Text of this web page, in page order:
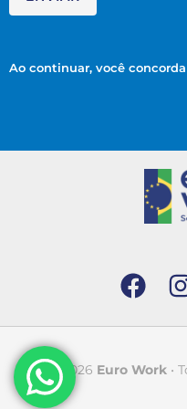
Ao continuar, você
© 2026 Euro Work•